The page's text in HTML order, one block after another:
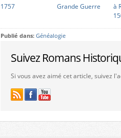
1757
Grande Guerre
à
Publié dans: Généalogie
Suivez Romans
Si vous avez aimé cet article, suivez